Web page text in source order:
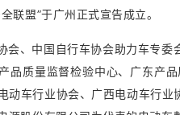
联盟”于广州正式宣告成立。
会、中国自行车协会助力车专
品质量监督检验中心、广东产
动车行业协会、广西电动车行